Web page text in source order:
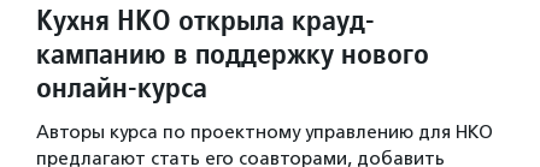
Кухня НКО открыла крауд-
кампанию в поддержку нового
онлайн-курса
Авторы курса по проектному управлению для НКО
предлагают стать его соавторами, добавить